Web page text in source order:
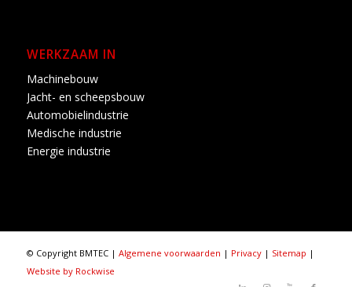
WERKZAAM IN
Machinebouw
Jacht- en scheepsbouw
Automobielindustrie
Medische industrie
Energie industrie
© Copyright BMTEC | Algemene voorwaarden | Privacy| Sitemap |
Website by Rockwise